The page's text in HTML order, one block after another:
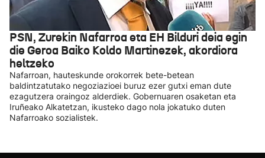
PSN, Zurekin Nafarroa eta EH Bilduri deia egin
die Geroa Baiko Koldo Martinezek, akordiora
heltzeko
Nafarroan, hauteskunde orokorrek bete-betean
baldintzatutako negoziazioei buruz ezer gutxi eman dute
ezagutzera oraingoz alderdiek. Gobernuaren osaketan eta
Iruñeako Alkatetzan, ikusteko dago nola jokatuko duten
Nafarroako sozialistek.